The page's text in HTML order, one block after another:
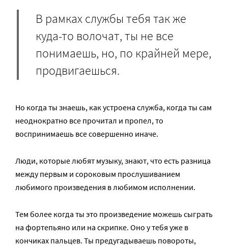
В рамках службы тебя так же
куда-то волочат, ты не все
понимаешь, но, по крайней мере,
продвигаешься.
Но когда ты знаешь, как устроена служба, когда ты сам
неоднократно все прочитал и пропел, то
воспринимаешь все совершенно иначе.
Люди, которые любят музыку, знают, что есть разница
между первым и сороковым прослушиванием
любимого произведения в любимом исполнении.
Тем более когда ты это произведение можешь сыграть
на фортепьяно или на скрипке. Оно у тебя уже в
кончиках пальцев. Ты предугадываешь повороты,